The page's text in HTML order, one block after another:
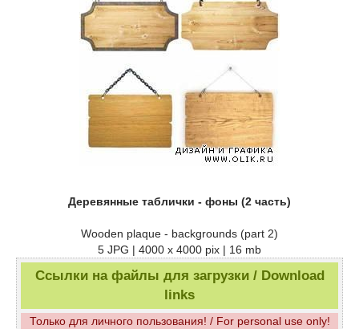
Деревянные таблички - фоны (2 часть)
Wooden plaque - backgrounds (part 2)
5 JPG | 4000 x 4000 pix | 16 mb
Ссылки на файлы для загрузки / Download
links
Только для личного пользования! / For personal use only!